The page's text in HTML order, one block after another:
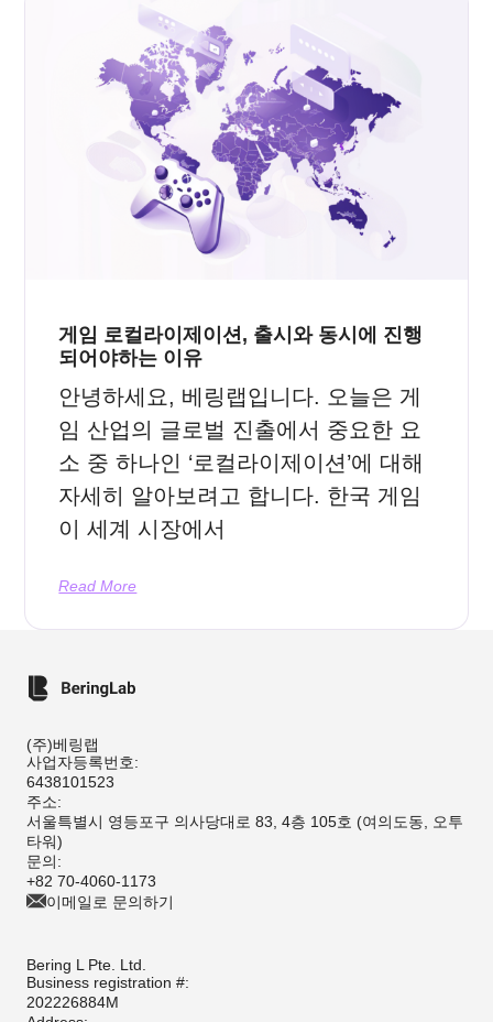
게임 로컬라이제이션, 출시와 동시에 진행
되어야하는 이유
안녕하세요, 베링랩입니다. 오늘은 게
임 산업의 글로벌 진출에서 중요한 요
소 중 하나인 ‘로컬라이제이션’에 대해
자세히 알아보려고 합니다. 한국 게임
이 세계 시장에서
Read More
(주)베링랩
사업자등록번호:
6438101523
주소:
서울특별시 영등포구 의사당대로 83, 4층 105호 (여의도동, 오투
타워)
문의:
+82 70-4060-1173
이메일로 문의하기
Bering L Pte. Ltd.
Business registration #:
202226884M